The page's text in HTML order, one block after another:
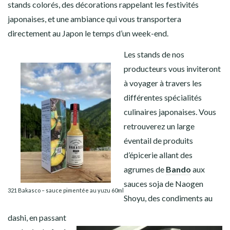
stands colorés, des décorations rappelant les festivités
japonaises, et une ambiance qui vous transportera
directement au Japon le temps d’un week-end.
321 Bakasco – sauce pimentée au yuzu 60ml
Les stands de nos
producteurs vous inviteront
à voyager à travers les
différentes spécialités
culinaires japonaises.Vous
retrouverez un large
éventail de produits
d’épicerie allant des
agrumes de Bando aux
sauces soja de Naogen
Shoyu, des condiments au
dashi, en passant